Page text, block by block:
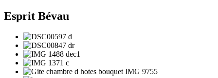
Esprit Bévau